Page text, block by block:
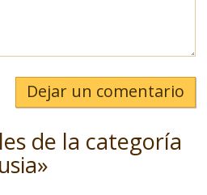
Dejar un comentario
de la categoría